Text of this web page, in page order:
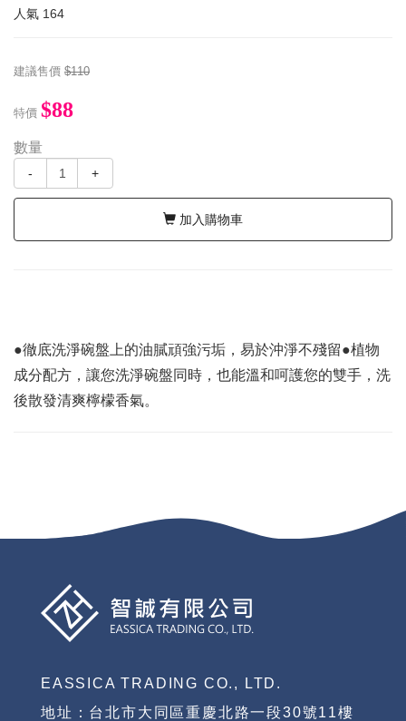
人氣 164
建議售價 $110
特價 $88
數量
- +
加入購物車
●徹底洗淨碗盤上的油膩頑強污垢，易於沖淨不殘留●植物
成分配方，讓您洗淨碗盤同時，也能溫和呵護您的雙手，洗
後散發清爽檸檬香氣。
EASSICA TRADING CO., LTD.
地址：台北市大同區重慶北路一段30號11樓